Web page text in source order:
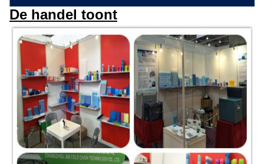
De handel toont